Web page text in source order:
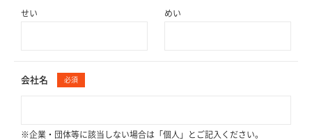
せい めい
会社名 必須
※企業・団体等に該当しない場合は「個人」とご記入ください。